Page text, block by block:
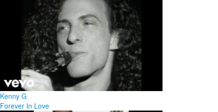
Kenny G
Forever In Love